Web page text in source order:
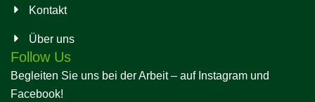
Kontakt
Über uns
Follow Us
Begleiten Sie uns bei der Arbeit – auf Instagram und
Facebook!